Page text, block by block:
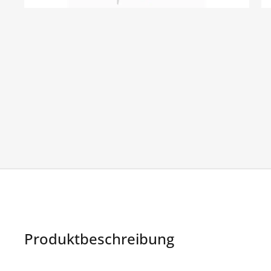
Produktbeschreibung